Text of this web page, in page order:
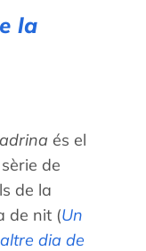
la
és el
de
de la
de nit (Un
dia de